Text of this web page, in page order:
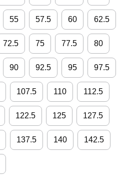
55 57.5 60 62.5
72.5 75 77.5 80
90 92.5 95 97.5
107.5 110 112.5
122.5 125 127.5
137.5 140 142.5